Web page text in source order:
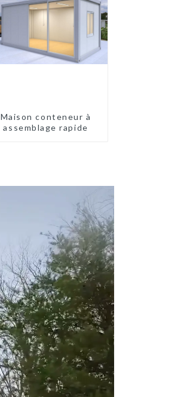
Maison conteneur à
assemblage rapide